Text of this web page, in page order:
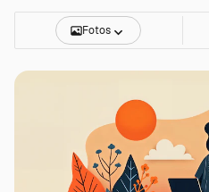
Fotos